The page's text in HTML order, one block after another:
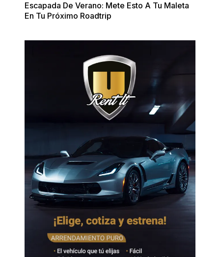
Escapada De Verano: Mete Esto A Tu Maleta
En Tu Próximo Roadtrip